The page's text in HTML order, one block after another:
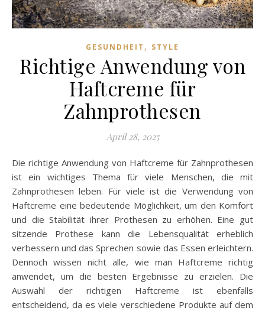
GESUNDHEIT , STYLE
Richtige Anwendung von
Haftcreme für
Zahnprothesen
April 28, 2025
Die richtige Anwendung von Haftcreme für Zahnprothesen
ist ein wichtiges Thema für viele Menschen, die mit
Zahnprothesen leben. Für viele ist die Verwendung von
Haftcreme eine bedeutende Möglichkeit, um den Komfort
und die Stabilität ihrer Prothesen zu erhöhen. Eine gut
sitzende Prothese kann die Lebensqualität erheblich
verbessern und das Sprechen sowie das Essen erleichtern.
Dennoch wissen nicht alle, wie man Haftcreme richtig
anwendet, um die besten Ergebnisse zu erzielen. Die
Auswahl der richtigen Haftcreme ist ebenfalls
entscheidend, da es viele verschiedene Produkte auf dem